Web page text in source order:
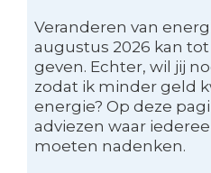
Veranderen van
augustus 2026 kan
geven. Echter, wil jij
zodat ik minder geld
energie? Op deze
adviezen waar
moeten nadenken.